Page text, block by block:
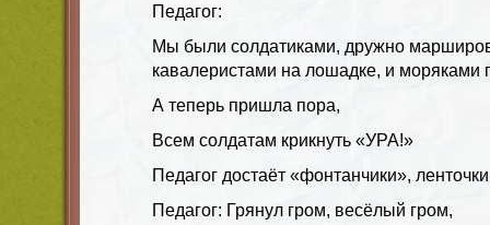
Педагог:
Мы были солдатиками, дружно
кавалеристами на лошадке, и моряками
А теперь пришла пора,
Всем солдатам крикнуть «УРА!»
Педагог достаёт «фонтанчики», ленточки
Педагог: Грянул гром, весёлый гром,